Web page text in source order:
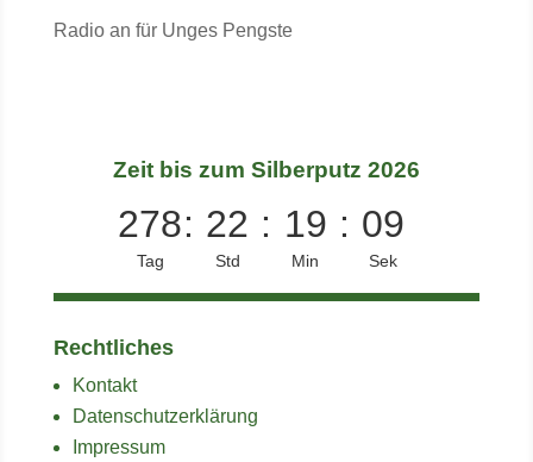
Radio an für Unges Pengste
Zeit bis zum Silberputz 2026
278
Tag
: 22
Std
: 19
Min
: 09
Sek
Rechtliches
Kontakt
Datenschutzerklärung
Impressum